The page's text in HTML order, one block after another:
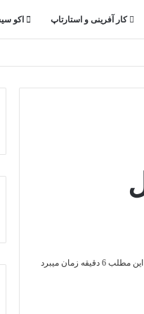
کار آفرینی و استارتاپ اکو
6 دقیقه زمان میبرد